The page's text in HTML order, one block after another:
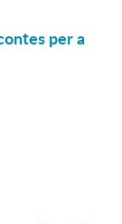
per a